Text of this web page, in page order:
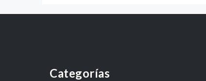
Categorías